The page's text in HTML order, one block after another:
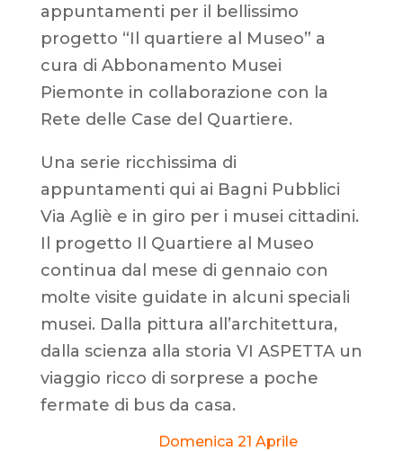
appuntamenti per il bellissimo
progetto “Il quartiere al Museo” a
cura di Abbonamento Musei
Piemonte in collaborazione con la
Rete delle Case del Quartiere.
Una serie ricchissima di
appuntamenti qui ai Bagni Pubblici
Via Agliè e in giro per i musei cittadini.
Il progetto Il Quartiere al Museo
continua dal mese di gennaio con
molte visite guidate in alcuni speciali
musei. Dalla pittura all’architettura,
dalla scienza alla storia VI ASPETTA un
viaggio ricco di sorprese a poche
fermate di bus da casa.
Domenica 21 Aprile